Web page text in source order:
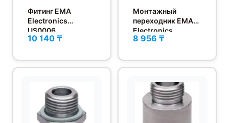
Фитинг EMA
Electronics
US0006
10 140 ₸
Монтажный
переходник EMA
Electronics
US0002
8 956 ₸